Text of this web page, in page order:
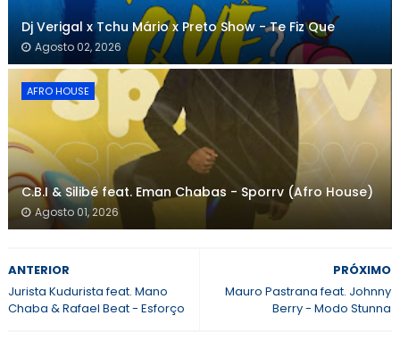
Dj Verigal x Tchu Mário x Preto Show - Te Fiz Que
Agosto 02, 2026
AFRO HOUSE
C.B.I & Silibé feat. Eman Chabas - Sporrv (Afro House)
Agosto 01, 2026
PRÓXIMO
Mauro Pastrana feat. Johnny
Berry - Modo Stunna
ANTERIOR
Jurista Kudurista feat. Mano
Chaba & Rafael Beat - Esforço